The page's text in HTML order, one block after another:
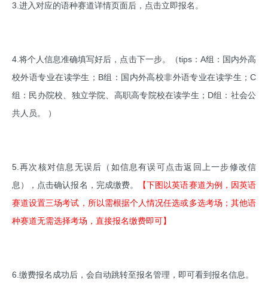
3.进入对应的语种赛道详情页面后，点击立即报名。
4.将个人信息准确填写好后，点击下一步。（tips：A组：国内外高
校外语专业在读学生；B组：国内外高校非外语专业在读学生；C
组：民办院校、独立学院、高职高专院校在读学生；D组：社会公
共人员。 ）
5.再次核对信息无误后（如信息有误可点击返回上一步修改信
息），点击确认报名，完成缴费。
【下图以英语赛道为例，因英语
赛道设置三场考试，所以需根据个人情况任选或多选考场；其他语
种赛道无需选择考场，直接报名缴费即可】
6.缴费报名成功后，会自动跳转至报名管理，即可看到报名信息。